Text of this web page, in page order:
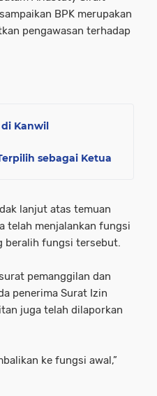
BPK merupakan
pengawasan terhadap
Kanwil
sebagai Ketua
lanjut atas temuan
telah menjalankan fungsi
beralih fungsi tersebut.
pemanggilan dan
penerima Surat Izin
juga telah dilaporkan
ke fungsi awal,”